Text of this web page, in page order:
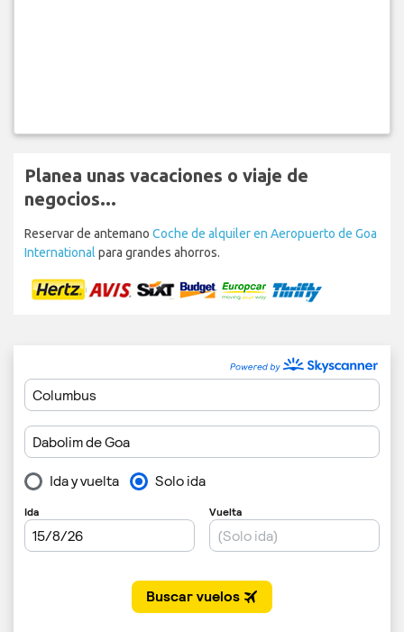
Planea unas vacaciones o viaje de
negocios...
Reservar de antemano Coche de alquiler en Aeropuerto de Goa
International para grandes ahorros.